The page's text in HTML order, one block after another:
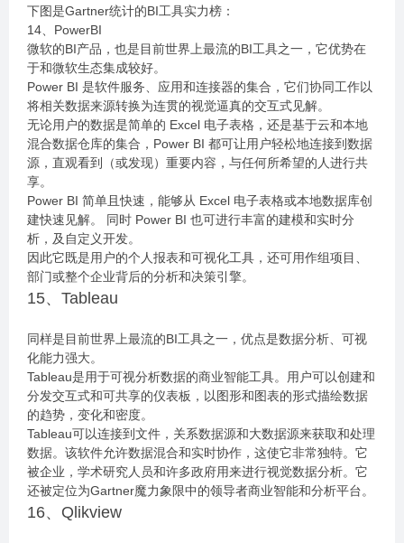
下图是Gartner统计的BI工具实力榜：
14、PowerBI
微软的BI产品，也是目前世界上最流的BI工具之一，它优势在
于和微软生态集成较好。
Power BI 是软件服务、应用和连接器的集合，它们协同工作以
将相关数据来源转换为连贯的视觉逼真的交互式见解。
无论用户的数据是简单的 Excel 电子表格，还是基于云和本地
混合数据仓库的集合，Power BI 都可让用户轻松地连接到数据
源，直观看到（或发现）重要内容，与任何所希望的人进行共
享。
Power BI 简单且快速，能够从 Excel 电子表格或本地数据库创
建快速见解。 同时 Power BI 也可进行丰富的建模和实时分
析，及自定义开发。
因此它既是用户的个人报表和可视化工具，还可用作组项目、
部门或整个企业背后的分析和决策引擎。
15、Tableau
同样是目前世界上最流的BI工具之一，优点是数据分析、可视
化能力强大。
Tableau是用于可视分析数据的商业智能工具。用户可以创建和
分发交互式和可共享的仪表板，以图形和图表的形式描绘数据
的趋势，变化和密度。
Tableau可以连接到文件，关系数据源和大数据源来获取和处理
数据。该软件允许数据混合和实时协作，这使它非常独特。它
被企业，学术研究人员和许多政府用来进行视觉数据分析。它
还被定位为Gartner魔力象限中的领导者商业智能和分析平台。
16、Qlikview